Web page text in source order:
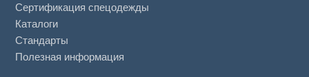
Сертификация спецодежды
Каталоги
Стандарты
Полезная информация